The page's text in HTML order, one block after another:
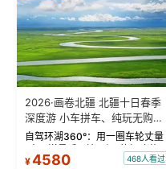
2026·画卷北疆 北疆十日春季
深度游 小车拼车、纯玩无购
物！
自驾环湖360°：用一圈车轮丈量
“大西洋最后一滴眼泪”的极致蔚
蓝。 赛湖旅拍：甄选多款风格服
¥4580 468人看过